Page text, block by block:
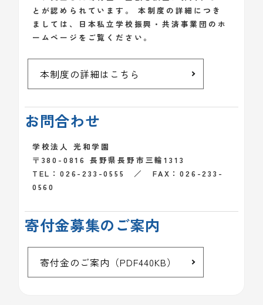
とが認められています。 本制度の詳細につき
ましては、日本私立学校振興・共済事業団のホ
ームページをご覧ください。
本制度の詳細はこちら
お問合わせ
学校法人 光和学園
〒380-0816 長野県長野市三輪1313
TEL：026-233-0555 ／ FAX：026-233-
0560
寄付金募集のご案内
寄付金のご案内（PDF440KB）